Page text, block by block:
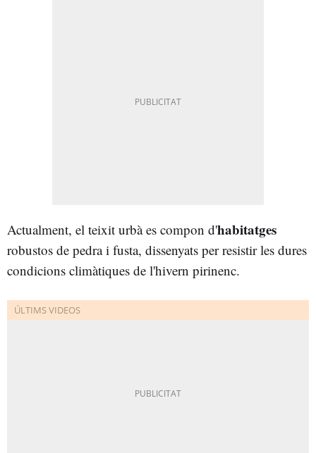
Actualment, el teixit urbà es compon d'habitatges
robustos de pedra i fusta, dissenyats per resistir les dures
condicions climàtiques de l'hivern pirinenc.